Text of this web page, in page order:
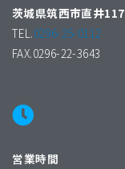
茨城県筑西市直井
TEL.0296-25-0112
FAX.0296-22-3643
営業時間